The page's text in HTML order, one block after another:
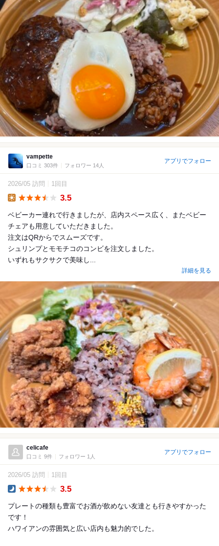
vampette
口コミ 303件 フォロワー 14人
アプリでフォロー
2026/05 訪問 1回目
3.5
ベビーカー連れで行きましたが、店内スペース広く、またベビー
チェアも用意していただきました。
注文はQRからでスムーズです。
シュリンプとモモチコのコンビを注文しました。
いずれもサクサクで美味し...
詳細を見る
celicafe
口コミ 9件 フォロワー 1人
アプリでフォロー
2026/05 訪問 1回目
3.5
プレートの種類も豊富でお酒が飲めない友達とも行きやすかった
です！
ハワイアンの雰囲気と広い店内も魅力的でした。